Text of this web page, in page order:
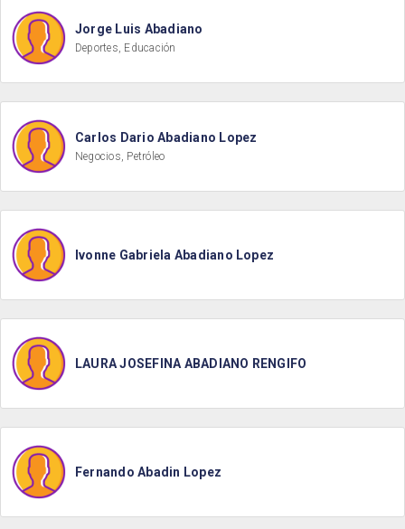
Jorge Luis Abadiano
Deportes, Educación
Carlos Dario Abadiano Lopez
Negocios, Petróleo
Ivonne Gabriela Abadiano Lopez
LAURA JOSEFINA ABADIANO RENGIFO
Fernando Abadin Lopez